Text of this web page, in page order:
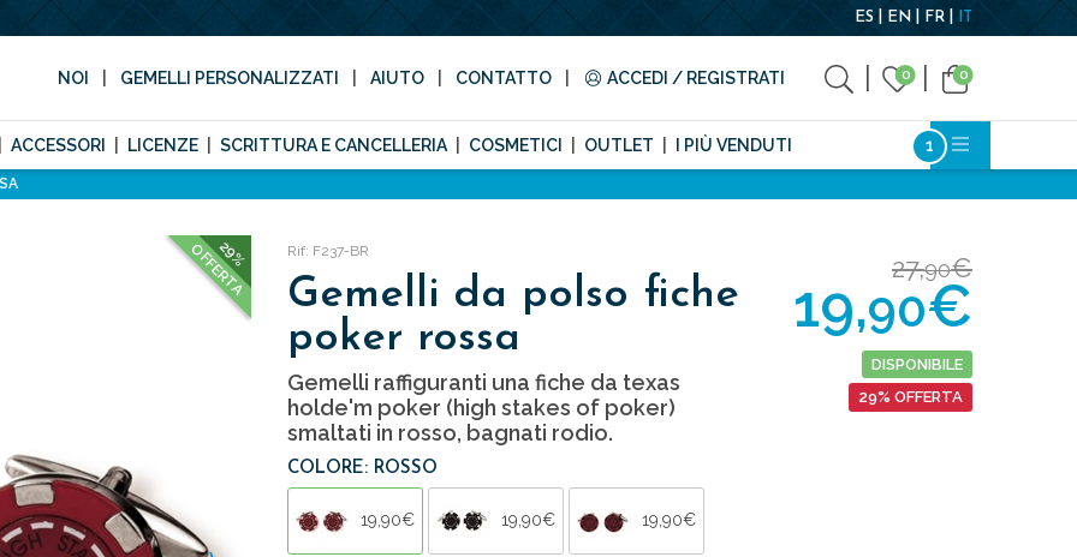
ES EN FR IT
NOI GEMELLI PERSONALIZZATI AIUTO CONTATTO ACCEDI / REGISTRATI 0 0
ACCESSORI LICENZE SCRITTURA E CANCELLERIA COSMETICI OUTLET I PIÙ VENDUTI
29%
OFFERTA Rif: F237-BR
Gemelli da polso fiche
poker rossa
Gemelli raffiguranti una fiche da texas
holde'm poker (high stakes of poker)
smaltati in rosso, bagnati rodio.
27,90€
19,90€
DISPONIBILE
29% OFFERTA
COLORE: ROSSO
19,90€ 19,90€ 19,90€